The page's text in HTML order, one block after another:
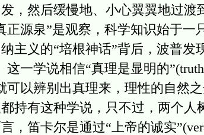
，然后缓慢地、小心翼翼地过渡
正源泉”是观察，科学知识始于
主义的“培根神话”背后，波普
这一学说相信“真理是显明的
可以辨别出真理来，理性的自然
持有这种学说，只不过，两个
，笛卡尔是通过“上帝的诚实